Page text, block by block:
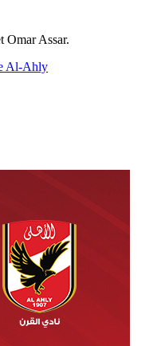
Omar Assar.
Al-Ahly